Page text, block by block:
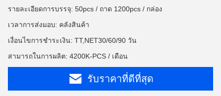
รายละเอียดการบรรจุ: 50pcs / ถาด 1200pcs / กล่อง
เวลาการส่งมอบ: คลังสินค้า
เงื่อนไขการชำระเงิน: TT,NET30/60/90 วัน
สามารถในการผลิต: 4200K-PCS / เดือน
รับราคาที่ดีที่สุด